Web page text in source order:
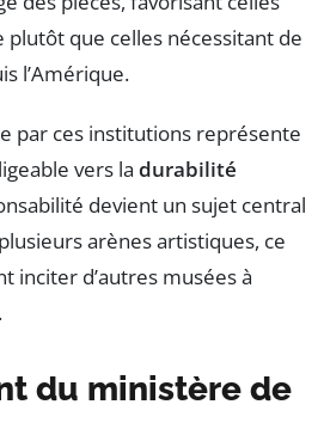
plutôt que celles nécessitant de
l’Amérique.
par ces institutions représente
vers la durabilité
devient un sujet central
arènes artistiques, ce
inciter d’autres musées à
du ministère de